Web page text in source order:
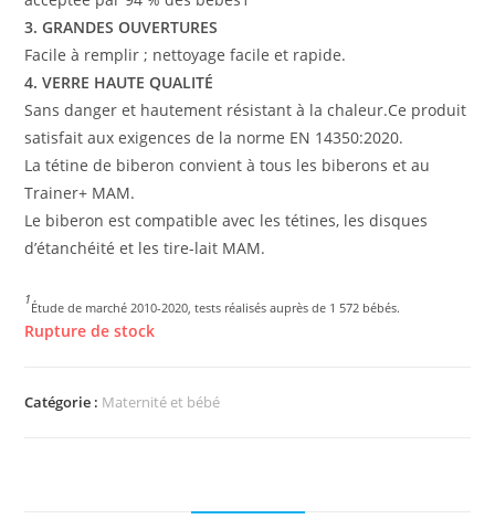
3. GRANDES OUVERTURES
Facile à remplir ; nettoyage facile et rapide.
4. VERRE HAUTE QUALITÉ
Sans danger et hautement résistant à la chaleur.Ce produit
satisfait aux exigences de la norme EN 14350:2020.
La tétine de biberon convient à tous les biberons et au
Trainer+ MAM.
Le biberon est compatible avec les tétines, les disques
d’étanchéité et les tire-lait MAM.
1
Étude de marché 2010-2020, tests réalisés auprès de 1 572 bébés.
Rupture de stock
Catégorie : Maternité et bébé